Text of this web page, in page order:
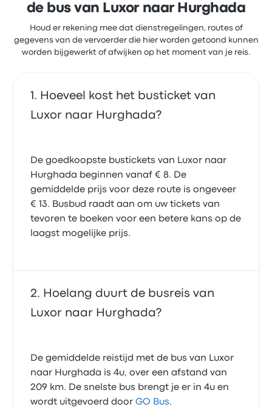
de bus van Luxor naar Hurghada
Houd er rekening mee dat dienstregelingen, routes of
gegevens van de vervoerder die hier worden getoond kunnen
worden bijgewerkt of afwijken op het moment van je reis.
Hoeveel kost het busticket van
Luxor naar Hurghada?
De goedkoopste bustickets van Luxor naar
Hurghada beginnen vanaf € 8. De
gemiddelde prijs voor deze route is ongeveer
€ 13. Busbud raadt aan om uw tickets van
tevoren te boeken voor een betere kans op de
laagst mogelijke prijs.
Hoelang duurt de busreis van
Luxor naar Hurghada?
De gemiddelde reistijd met de bus van Luxor
naar Hurghada is 4u, over een afstand van
209 km. De snelste bus brengt je er in 4u en
wordt uitgevoerd doorGO Bus.